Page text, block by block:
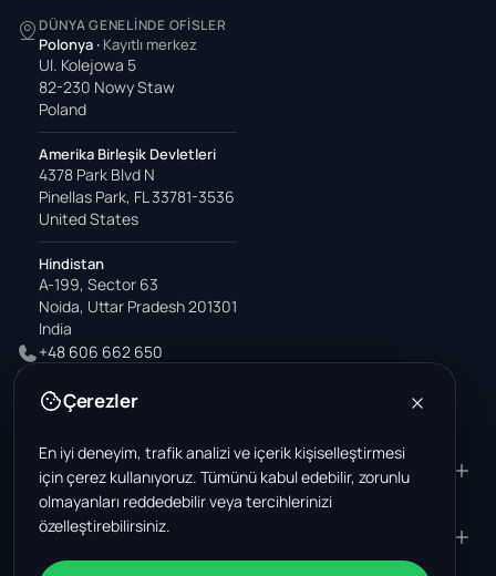
DÜNYA GENELINDE OFISLER
Polonya · Kayıtlı merkez
Ul. Kolejowa 5
82-230 Nowy Staw
Poland
Amerika Birleşik Devletleri
4378 Park Blvd N
Pinellas Park, FL 33781-3536
United States
Hindistan
A-199, Sector 63
Noida, Uttar Pradesh 201301
India
+48 606 662 650
office@wastemarkt.com
ÜRÜN
Pazar yeri
Malzemeler - satış
Malzemeler - satın alma
RESOURCES
Supplier Academy
ŞIRKET
Hakkımızda
Çerezler
En iyi deneyim, trafik analizi ve içerik kişiselleştirmesi
için çerez kullanıyoruz. Tümünü kabul edebilir, zorunlu
olmayanları reddedebilir veya tercihlerinizi
özelleştirebilirsiniz.